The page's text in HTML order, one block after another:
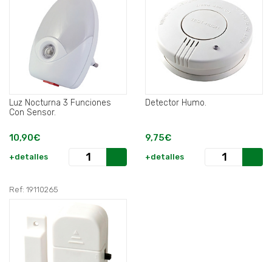
Luz Nocturna 3 Funciones
Con Sensor.
10,90€
+detalles
Detector Humo.
9,75€
+detalles
Ref: 19110265